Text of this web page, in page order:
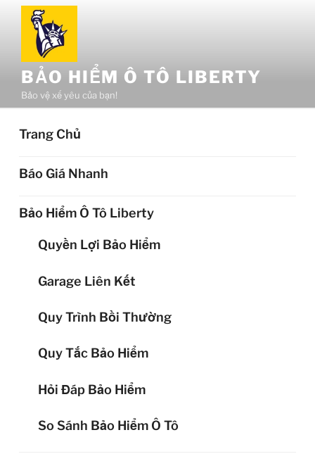
Chuyển
BẢO HIỂM Ô TÔ LIBERTY
Bảo vệ xế yêu của bạn!
Trang Chủ
Báo Giá Nhanh
Bảo Hiểm Ô Tô Liberty
Quyền Lợi Bảo Hiểm
Garage Liên Kết
Quy Trình Bồi Thường
Quy Tắc Bảo Hiểm
Hỏi Đáp Bảo Hiểm
So Sánh Bảo Hiểm Ô Tô